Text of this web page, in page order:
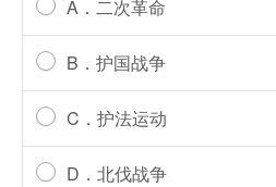
A．二次革命
B．护国战争
C．护法运动
D．北伐战争